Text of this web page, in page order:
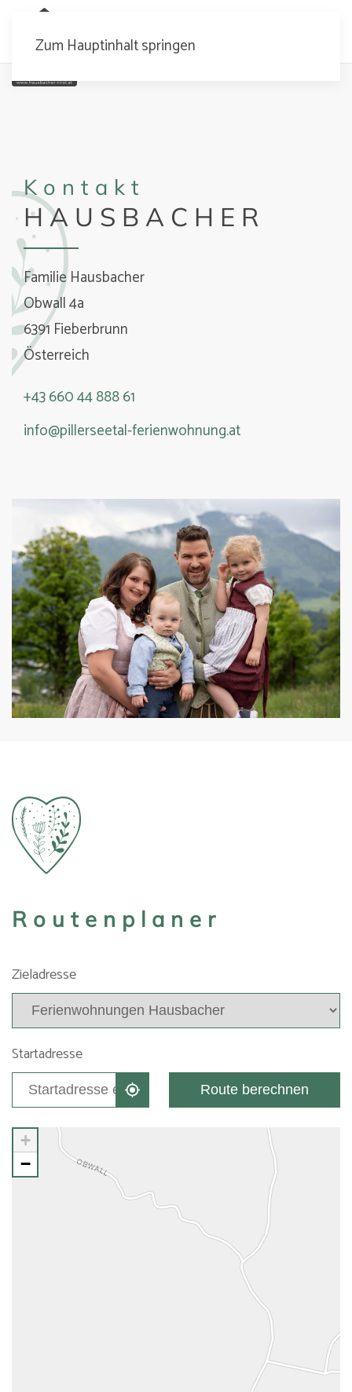
Zum Hauptinhalt springen
Kontakt
HAUSBACHER
Familie Hausbacher
Obwall 4a
6391 Fieberbrunn
Österreich
+43 660 44 888 61
info@pillerseetal-ferienwohnung.at
Routenplaner
Zieladresse
Startadresse
Route berechnen
+
−